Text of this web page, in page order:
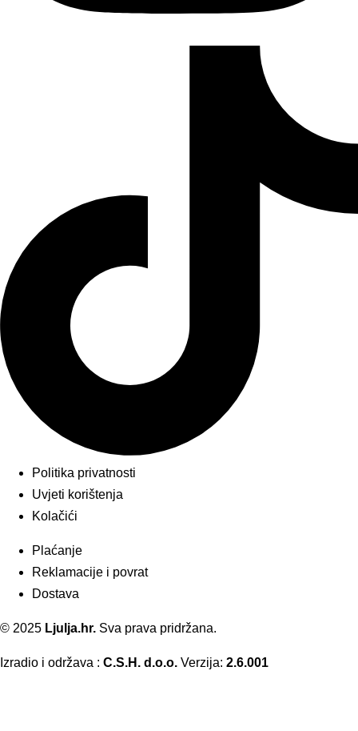
Politika privatnosti
Uvjeti korištenja
Kolačići
Plaćanje
Reklamacije i povrat
Dostava
© 2025 Ljulja.hr. Sva prava pridržana.
Izradio i održava : C.S.H. d.o.o. Verzija: 2.6.001